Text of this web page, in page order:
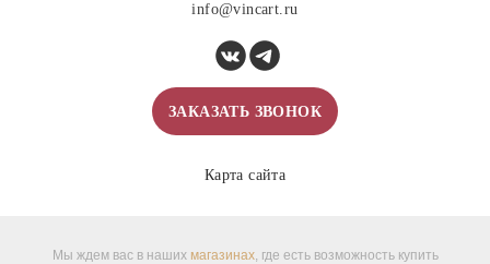
info@vincart.ru
ЗАКАЗАТЬ ЗВОНОК
Карта сайта
Мы ждем вас в наших магазинах, где есть возможность купить